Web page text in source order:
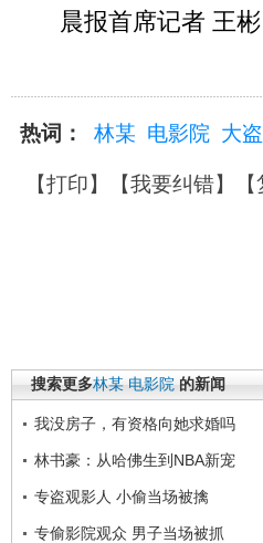
晨报首席记者 王彬
热词： 林某 电影院 大盗
【打印】【我要纠错】【
搜索更多林某 电影院 的新闻
我没房子，有资格向她求婚吗
林书豪：从哈佛生到NBA新宠
专盗观影人 小偷当场被擒
专偷影院观众 男子当场被抓